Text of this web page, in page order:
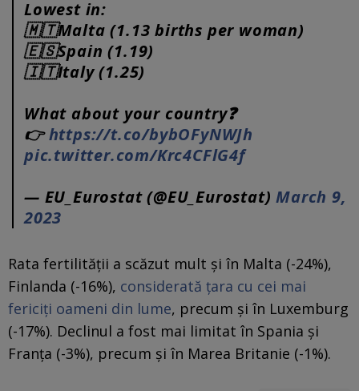
Lowest in:
🇲🇹Malta (1.13 births per woman)
🇪🇸Spain (1.19)
🇮🇹Italy (1.25)
What about your country❓
👉https://t.co/bybOFyNWJh
pic.twitter.com/Krc4CFlG4f
— EU_Eurostat (@EU_Eurostat)March 9,
2023
Rata fertilității a scăzut mult și în Malta (-24%),
Finlanda (-16%), considerată țara cu cei mai
fericiți oameni din lume, precum și în Luxemburg
(-17%). Declinul a fost mai limitat în Spania și
Franța (-3%), precum și în Marea Britanie (-1%).